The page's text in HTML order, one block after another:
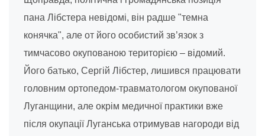
пана Лібстера невідомі, він радше "темна
конячка", але от його особистий зв’язок з
тимчасово окупованою територією – відомий.
Його батько, Сергій Лібстер, лишився працювати
головним ортопедом-травматологом окупованої
Луганщини, але окрім медичної практики вже
після окупації Луганська отримував нагороди від